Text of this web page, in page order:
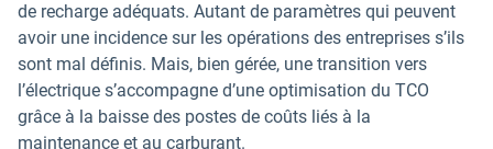
de recharge adéquats. Autant de paramètres qui peuvent
avoir une incidence sur les opérations des entreprises s’ils
sont mal définis. Mais, bien gérée, une transition vers
l’électrique s’accompagne d’une optimisation du TCO
grâce à la baisse des postes de coûts liés à la
maintenance et au carburant.